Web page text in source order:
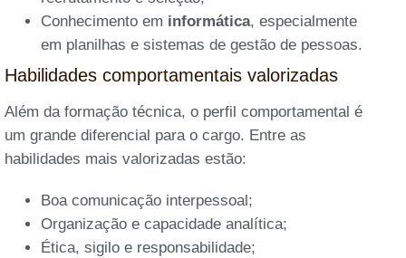
Conhecimento em informática, especialmente
em planilhas e sistemas de gestão de pessoas.
Habilidades comportamentais valorizadas
Além da formação técnica, o perfil comportamental é
um grande diferencial para o cargo. Entre as
habilidades mais valorizadas estão:
Boa comunicação interpessoal;
Organização e capacidade analítica;
Ética, sigilo e responsabilidade;